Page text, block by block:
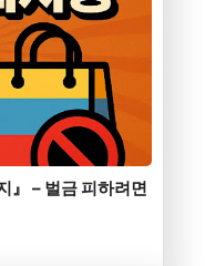
』 – 벌금 피하려면